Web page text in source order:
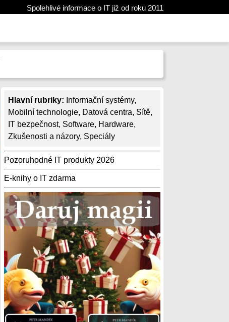
Spolehlivé informace o IT již od roku 2011
Hlavní rubriky: Informační systémy,
Mobilní technologie, Datová centra, Sítě,
IT bezpečnost, Software, Hardware,
Zkušenosti a názory, Speciály
Pozoruhodné IT produkty 2026
E-knihy o IT zdarma